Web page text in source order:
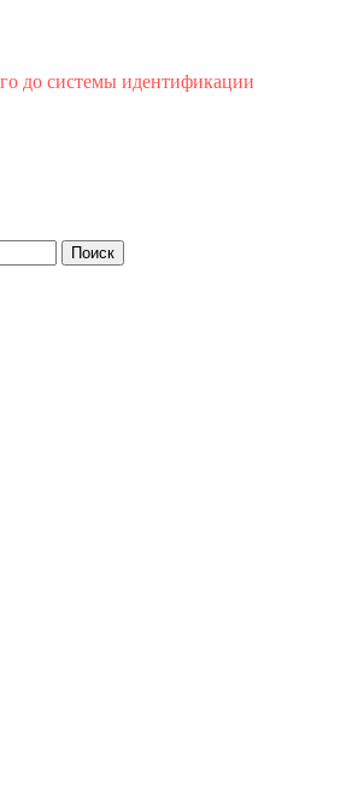
до системы идентификации